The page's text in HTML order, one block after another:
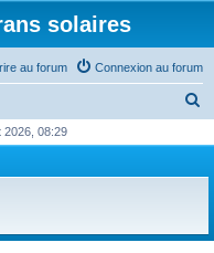
solaires
Connexion au forum
au forum
h
r
2026, 08:29